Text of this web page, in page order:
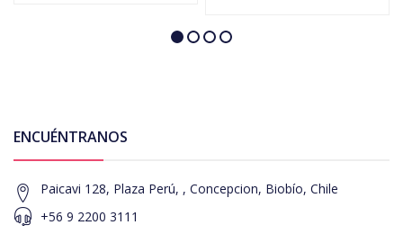
ENCUÉNTRANOS
Paicavi 128, Plaza Perú, , Concepcion, Biobío, Chile
+56 9 2200 3111